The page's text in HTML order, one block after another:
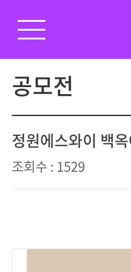
공모전
정원에스와이 백
조회수 : 1529